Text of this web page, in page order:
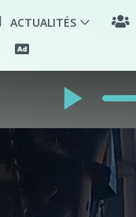
ACTUALITÉS
play_arrow